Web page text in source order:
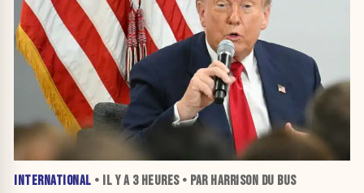
INTERNATIONAL • IL Y A 3 HEURES• PAR HARRISON DU BUS